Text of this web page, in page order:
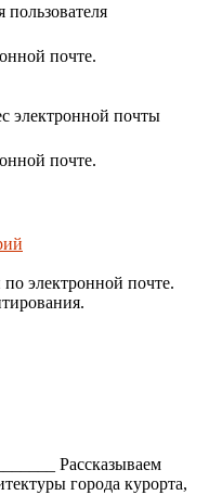
почте.
электронной почты
почте.
электронной почте.
Рассказываем
города курорта,